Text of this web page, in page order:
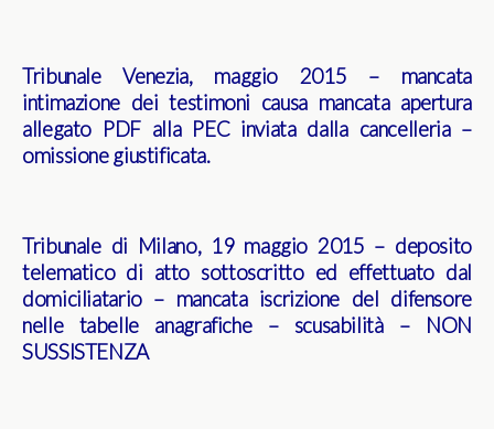
Tribunale Venezia, maggio 2015 – mancata
intimazione dei testimoni causa mancata apertura
allegato PDF alla PEC inviata dalla cancelleria –
omissione giustificata.
Tribunale di Milano, 19 maggio 2015 – deposito
telematico di atto sottoscritto ed effettuato dal
domiciliatario – mancata iscrizione del difensore
nelle tabelle anagrafiche – scusabilità – NON
SUSSISTENZA